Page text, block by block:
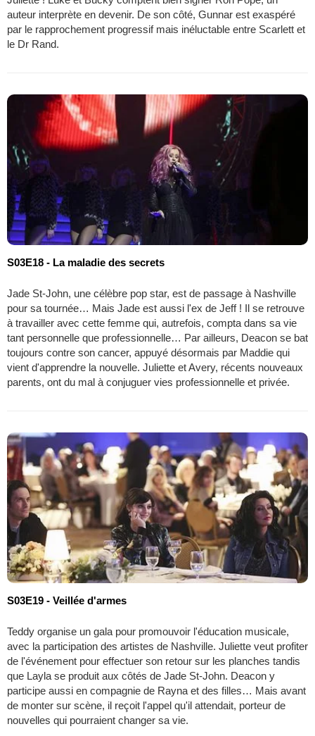
auteur interprète en devenir. De son côté, Gunnar est exaspéré
par le rapprochement progressif mais inéluctable entre Scarlett et
le Dr Rand.
S03E18 - La maladie des secrets
Jade St-John, une célèbre pop star, est de passage à Nashville
pour sa tournée… Mais Jade est aussi l'ex de Jeff ! Il se retrouve
à travailler avec cette femme qui, autrefois, compta dans sa vie
tant personnelle que professionnelle… Par ailleurs, Deacon se bat
toujours contre son cancer, appuyé désormais par Maddie qui
vient d'apprendre la nouvelle. Juliette et Avery, récents nouveaux
parents, ont du mal à conjuguer vies professionnelle et privée.
S03E19 - Veillée d'armes
Teddy organise un gala pour promouvoir l'éducation musicale,
avec la participation des artistes de Nashville. Juliette veut profiter
de l'événement pour effectuer son retour sur les planches tandis
que Layla se produit aux côtés de Jade St-John. Deacon y
participe aussi en compagnie de Rayna et des filles… Mais avant
de monter sur scène, il reçoit l'appel qu'il attendait, porteur de
nouvelles qui pourraient changer sa vie.